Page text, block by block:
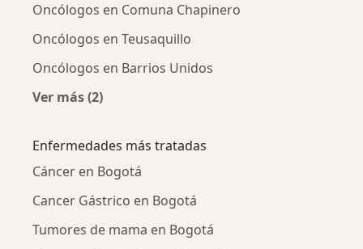
Oncólogos en Comuna Chapinero
Oncólogos en Teusaquillo
Oncólogos en Barrios Unidos
Ver más (2)
Enfermedades más tratadas
Cáncer en Bogotá
Cancer Gástrico en Bogotá
Tumores de mama en Bogotá